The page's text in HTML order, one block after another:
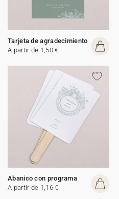
Tarjeta de agradecimiento
A partir de 1,50 €
Abanico con programa
A partir de 1,16 €